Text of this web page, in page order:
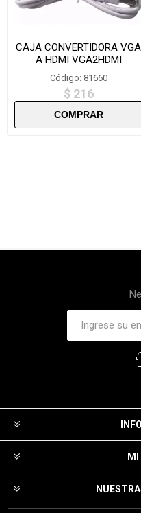
CAJA CONVERTIDORA VGA
A HDMI VGA2HDMI
Código: 81660
$ 216